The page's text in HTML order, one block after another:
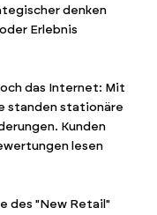
denken
Erlebnis
das Internet: Mit
standen stationäre
Kunden
lesen
des "New Retail"